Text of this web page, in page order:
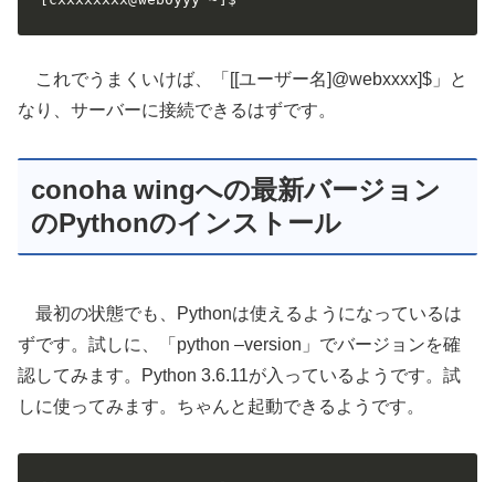
これでうまくいけば、「[[ユーザー名]@webxxxx]$」と
なり、サーバーに接続できるはずです。
conoha wingへの最新バージョン
のPythonのインストール
最初の状態でも、Pythonは使えるようになっているは
ずです。試しに、「python –version」でバージョンを確
認してみます。Python 3.6.11が入っているようです。試
しに使ってみます。ちゃんと起動できるようです。